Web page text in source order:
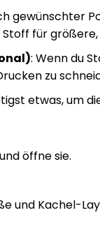
gewünschter
für
: Wenn du
zu
etwas, um
öffne sie.
und Kachel-